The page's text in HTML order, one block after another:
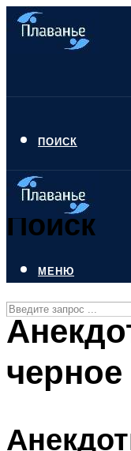
ПОИСК
Поиск
СТИЛИ
ПЛАВАНЬЕ ДЛЯ
ОЧИСТКА
МЕНЮ